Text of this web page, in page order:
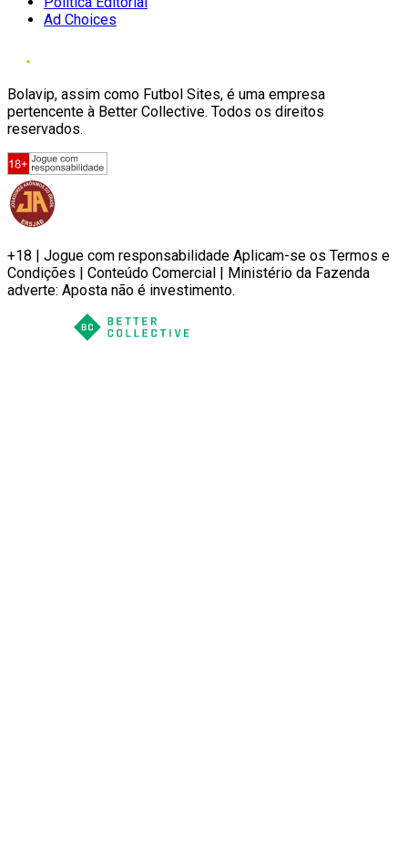
Ad Choices
Bolavip, assim como Futbol Sites, é uma empresa
pertencente à Better Collective. Todos os direitos
reservados.
+18 | Jogue com responsabilidade Aplicam-se os Termos e
Condições | Conteúdo Comercial | Ministério da Fazenda
adverte: Aposta não é investimento.